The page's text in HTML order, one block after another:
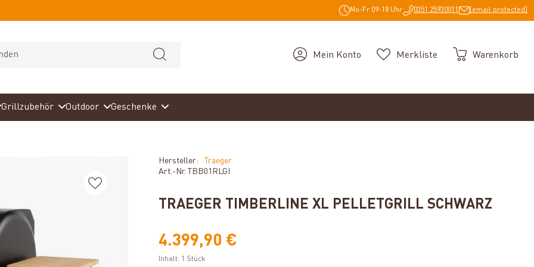
Mo-Fr 09-18 Uhr 0351 25930011 [email protected]
Mein Konto Merkliste Warenkorb
Grillzubehör Outdoor Geschenke
Hersteller:
Traeger
Art.-Nr.
TBB01RLGI
TRAEGER TIMBERLINE XL PELLETGRILL SCHWARZ
4.399,90 €
Inhalt: 1 Stück